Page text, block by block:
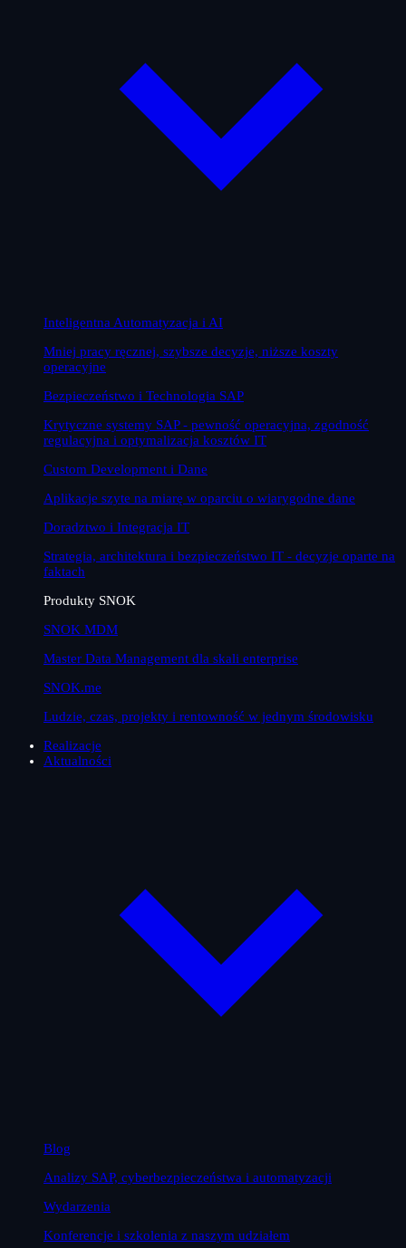
Inteligentna Automatyzacja i AI
Mniej pracy ręcznej, szybsze decyzje, niższe koszty
operacyjne
Bezpieczeństwo i Technologia SAP
Krytyczne systemy SAP - pewność operacyjna, zgodność
regulacyjna i optymalizacja kosztów IT
Custom Development i Dane
Aplikacje szyte na miarę w oparciu o wiarygodne dane
Doradztwo i Integracja IT
Strategia, architektura i bezpieczeństwo IT - decyzje oparte na
faktach
Produkty SNOK
SNOK MDM
Master Data Management dla skali enterprise
SNOK.me
Ludzie, czas, projekty i rentowność w jednym środowisku
Realizacje
Aktualności
Blog
Analizy SAP, cyberbezpieczeństwa i automatyzacji
Wydarzenia
Konferencje i szkolenia z naszym udziałem